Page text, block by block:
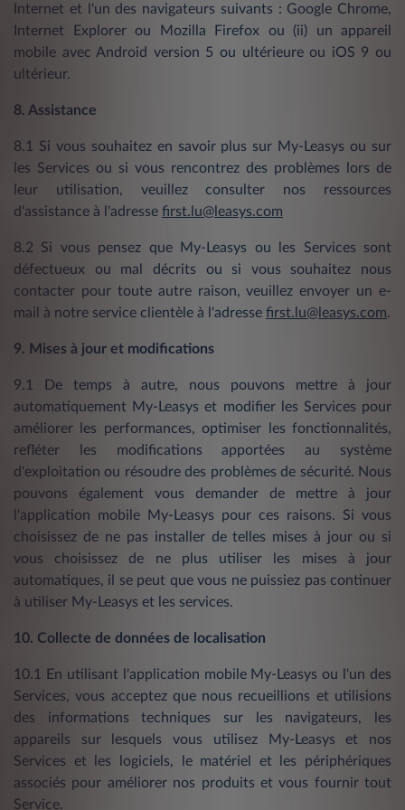
Internet et l'un des navigateurs suivants : Google Chrome,
Internet Explorer ou Mozilla Firefox ou (ii) un appareil
mobile avec Android version 5 ou ultérieure ou iOS 9 ou
ultérieur.
8. Assistance
8.1 Si vous souhaitez en savoir plus sur My-Leasys ou sur
les Services ou si vous rencontrez des problèmes lors de
leur utilisation, veuillez consulter nos ressources
d'assistance à l'adresse first.lu@leasys.com
8.2 Si vous pensez que My-Leasys ou les Services sont
défectueux ou mal décrits ou si vous souhaitez nous
contacter pour toute autre raison, veuillez envoyer un e-
mail à notre service clientèle à l'adresse first.lu@leasys.com.
9. Mises à jour et modifications
9.1 De temps à autre, nous pouvons mettre à jour
automatiquement My-Leasys et modifier les Services pour
améliorer les performances, optimiser les fonctionnalités,
refléter les modifications apportées au système
d'exploitation ou résoudre des problèmes de sécurité. Nous
pouvons également vous demander de mettre à jour
l'application mobile My-Leasys pour ces raisons. Si vous
choisissez de ne pas installer de telles mises à jour ou si
vous choisissez de ne plus utiliser les mises à jour
automatiques, il se peut que vous ne puissiez pas continuer
à utiliser My-Leasys et les services.
10. Collecte de données de localisation
10.1 En utilisant l'application mobile My-Leasys ou l'un des
Services, vous acceptez que nous recueillions et utilisions
des informations techniques sur les navigateurs, les
appareils sur lesquels vous utilisez My-Leasys et nos
Services et les logiciels, le matériel et les périphériques
associés pour améliorer nos produits et vous fournir tout
Service.